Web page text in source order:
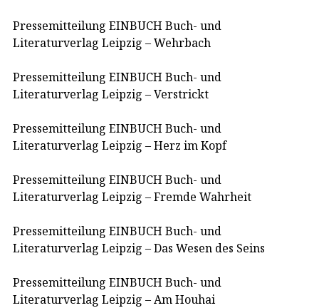
Pressemitteilung EINBUCH Buch- und
Literaturverlag Leipzig – Wehrbach
Pressemitteilung EINBUCH Buch- und
Literaturverlag Leipzig – Verstrickt
Pressemitteilung EINBUCH Buch- und
Literaturverlag Leipzig – Herz im Kopf
Pressemitteilung EINBUCH Buch- und
Literaturverlag Leipzig – Fremde Wahrheit
Pressemitteilung EINBUCH Buch- und
Literaturverlag Leipzig – Das Wesen des Seins
Pressemitteilung EINBUCH Buch- und
Literaturverlag Leipzig – Am Houhai